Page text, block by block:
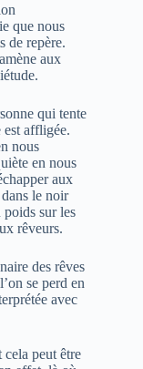
que nous
de repère.
aux
qui tente
est affligée.
nous
en nous
aux
le noir
sur les
rêveurs.
des rêves
se perd en
avec
cela peut être